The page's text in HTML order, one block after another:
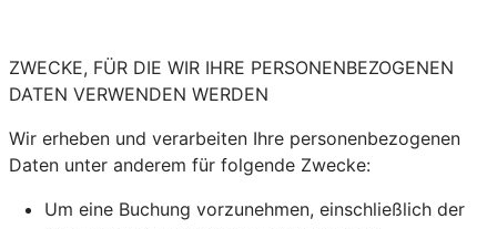
ZWECKE, FÜR DIE WIR IHRE PERSONENBEZOGENEN
DATEN VERWENDEN WERDEN
Wir erheben und verarbeiten Ihre personenbezogenen
Daten unter anderem für folgende Zwecke:
Um eine Buchung vorzunehmen, einschließlich der